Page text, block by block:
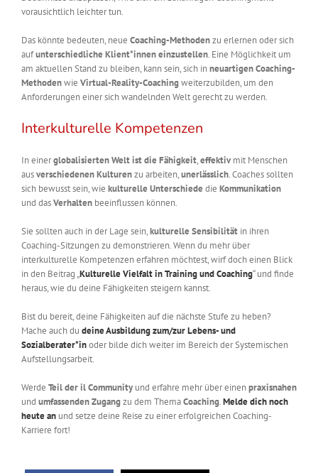
vorausichtlich leichter tun.
Das könnte bedeuten, neue Coaching-Methodenzu erlernen oder sich
aufunterschiedliche Klient*innen einzustellen. Eine Möglichkeit um
am aktuellen Stand zu bleiben, kann sein, sich inneuartigen Coaching-
Methodenwie Virtual-Reality-Coachingweiterzubilden, um den
Anforderungen einer sich wandelnden Welt gerecht zu werden.
Interkulturelle Kompetenzen
In einerglobalisierten Welt ist die Fähigkeit,effektivmit Menschen
ausverschiedenen Kulturenzu arbeiten,unerlässlich. Coaches sollten
sich bewusst sein, wie kulturelle Unterschiede die Kommunikation
und dasVerhaltenbeeinflussen können.
Sie sollten auch in der Lage sein,kulturelle Sensibilitätin ihren
Coaching-Sitzungen zu demonstrieren. Wenn du mehr über
interkulturelle Kompetenzen erfahren möchtest, wirf doch einen Blick
in den Beitrag „Kulturelle Vielfalt in Training und Coaching“ und finde
heraus, wie du deine Fähigkeiten steigern kannst.
Bist du bereit, deine Fähigkeiten auf die nächste Stufe zu heben?
Mache auch du deine Ausbildung zum/zur Lebens- und
Sozialberater*inoder bilde dich weiter im Bereich der Systemischen
Aufstellungsarbeit.
Werde Teil der il Communityund erfahre mehr über einenpraxisnahen
und umfassenden Zugangzu dem ThemaCoaching.Melde dich noch
heute anund setze deine Reise zu einer erfolgreichen Coaching-
Karriere fort!